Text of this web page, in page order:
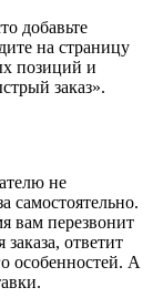
добавьте
на страницу
позиций и
заказ».
не
самостоятельно.
вам перезвонит
ответит
особенностей. А